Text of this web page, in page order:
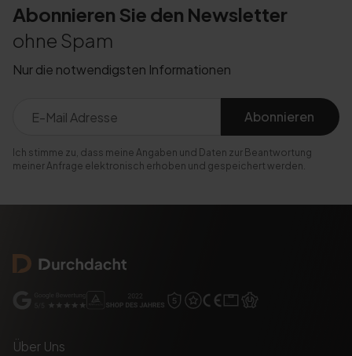
Abonnieren Sie den Newsletter
ohne Spam
Nur die notwendigsten Informationen
Abonnieren
Ich stimme zu, dass meine Angaben und Daten zur Beantwortung
meiner Anfrage elektronisch erhoben und gespeichert werden.
Über Uns